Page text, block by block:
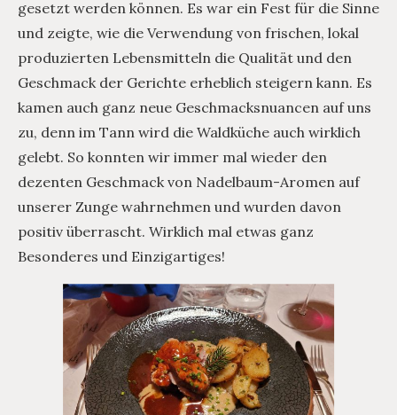
gesetzt werden können. Es war ein Fest für die Sinne
und zeigte, wie die Verwendung von frischen, lokal
produzierten Lebensmitteln die Qualität und den
Geschmack der Gerichte erheblich steigern kann. Es
kamen auch ganz neue Geschmacksnuancen auf uns
zu, denn im Tann wird die Waldküche auch wirklich
gelebt. So konnten wir immer mal wieder den
dezenten Geschmack von Nadelbaum-Aromen auf
unserer Zunge wahrnehmen und wurden davon
positiv überrascht. Wirklich mal etwas ganz
Besonderes und Einzigartiges!